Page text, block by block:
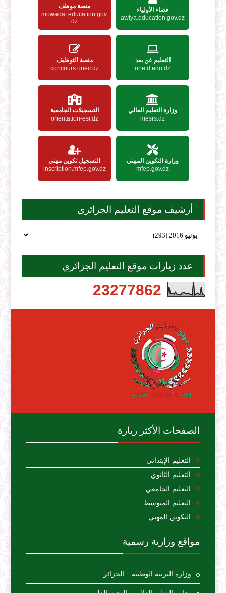
فضاء الأولياء
awlya.education.gov.dz
منصة موظف
mowadaf.education.gov.
dz
التعليم عن بعد
onefd.edu.dz
منصة التوظيف
concours.onec.dz
وزارة التعليم العالي
mesrs.dz
التسجيلات الجامعية
orientation-esi.dz
وزارة التكوين المهني
mfep.gov.dz
التسجيل تكوين مهني
inscription.mfep.gov.dz
أرشيف موقع التعليم الجزائري
عدد زيارات موقع التعليم الجزائري
23277862
الصفحات الأكثر زيارة
التعليم الإبتدائي
التعليم الثانوي
التعليم الجامعي
التعليم المتوسط
التكوين المهني
مواقع وزارية رسمية
وزارة التربية الوطنية _ الجزائر